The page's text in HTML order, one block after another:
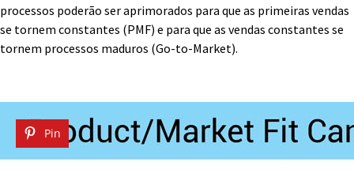
processos poderão ser aprimorados para que as primeiras vendas
se tornem constantes (PMF) e para que as vendas constantes se
tornem processos maduros (Go-to-Market).
Pin